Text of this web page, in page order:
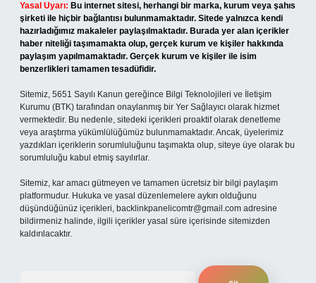
Yasal Uyarı: Bu internet sitesi, herhangi bir marka, kurum veya şahıs
şirketi ile hiçbir bağlantısı bulunmamaktadır. Sitede yalnızca kendi
hazırladığımız makaleler paylaşılmaktadır. Burada yer alan içerikler
haber niteliği taşımamakta olup, gerçek kurum ve kişiler hakkında
paylaşım yapılmamaktadır. Gerçek kurum ve kişiler ile isim
benzerlikleri tamamen tesadüfidir.
Sitemiz, 5651 Sayılı Kanun gereğince Bilgi Teknolojileri ve İletişim
Kurumu (BTK) tarafından onaylanmış bir Yer Sağlayıcı olarak hizmet
vermektedir. Bu nedenle, sitedeki içerikleri proaktif olarak denetleme
veya araştırma yükümlülüğümüz bulunmamaktadır. Ancak, üyelerimiz
yazdıkları içeriklerin sorumluluğunu taşımakta olup, siteye üye olarak bu
sorumluluğu kabul etmiş sayılırlar.
Sitemiz, kar amacı gütmeyen ve tamamen ücretsiz bir bilgi paylaşım
platformudur. Hukuka ve yasal düzenlemelere aykırı olduğunu
düşündüğünüz içerikleri, backlinkpanelicomtr@gmail.com adresine
bildirmeniz halinde, ilgili içerikler yasal süre içerisinde sitemizden
kaldırılacaktır.